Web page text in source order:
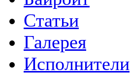
Статьи
Галерея
Исполнители